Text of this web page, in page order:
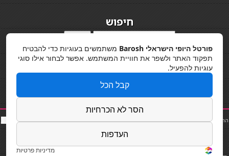
חיפוש
מדיניות פרטיות
החלקות שיער|תאורה לבית|פאות ותוספות שיער|נייל סטודיו|תוספות שיער|שף פרטי|כ
סאות
פורטל היופי הישראלי Barosh
משתמשים בעוגיות כדי להבטיח
תפקוד האתר ולשפר את חוויית המשתמש. אפשר לבחור אילו סוגי
עוגיות להפעיל.
קבל הכל
הסר לא הכרחיות
העדפות
מדיניות פרטיות